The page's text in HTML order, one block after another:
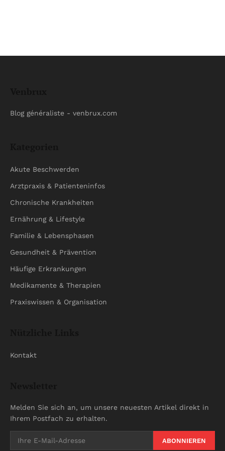
Blog généraliste - venbrux.com
Akute Beschwerden
Arztpraxis & Patienteninfos
Chronische Krankheiten
Ernährung & Lifestyle
Familie & Lebensphasen
Gesundheit & Prävention
Häufige Erkrankungen
Medikamente & Therapien
Praxiswissen & Organisation
Kontakt
Melden Sie sich an, um unsere neuesten Artikel direkt in
Ihrem Postfach zu erhalten.
ABONNIEREN